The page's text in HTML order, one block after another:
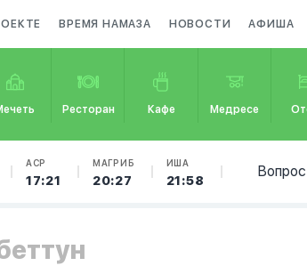
ВРЕМЯ НАМАЗА НОВОСТИ АФИША
Ресторан Кафе Медресе
АСР
17:21
МАГРИБ
20:27
ИША
21:58